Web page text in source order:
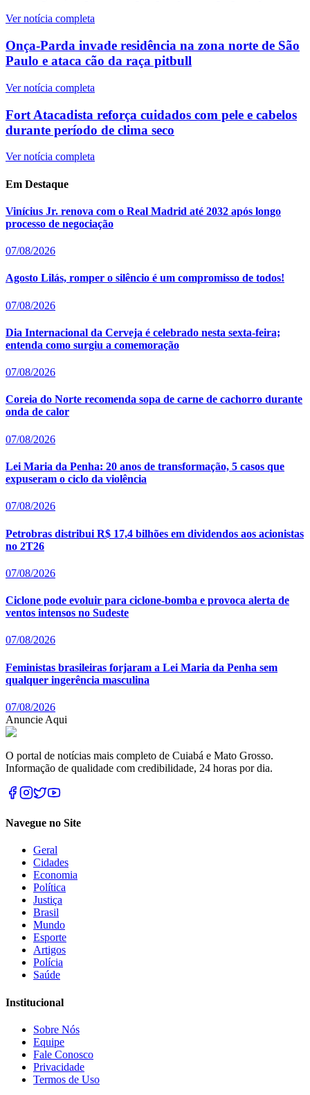
Ver notícia completa
Onça-Parda invade residência na zona norte de São
Paulo e ataca cão da raça pitbull
Ver notícia completa
Fort Atacadista reforça cuidados com pele e cabelos
durante período de clima seco
Ver notícia completa
Em Destaque
Vinícius Jr. renova com o Real Madrid até 2032 após longo
processo de negociação
07/08/2026
Agosto Lilás, romper o silêncio é um compromisso de todos!
07/08/2026
Dia Internacional da Cerveja é celebrado nesta sexta-feira;
entenda como surgiu a comemoração
07/08/2026
Coreia do Norte recomenda sopa de carne de cachorro durante
onda de calor
07/08/2026
Lei Maria da Penha: 20 anos de transformação, 5 casos que
expuseram o ciclo da violência
07/08/2026
Petrobras distribui R$ 17,4 bilhões em dividendos aos acionistas
no 2T26
07/08/2026
Ciclone pode evoluir para ciclone-bomba e provoca alerta de
ventos intensos no Sudeste
07/08/2026
Feministas brasileiras forjaram a Lei Maria da Penha sem
qualquer ingerência masculina
07/08/2026
Anuncie Aqui
O portal de notícias mais completo de Cuiabá e Mato Grosso.
Informação de qualidade com credibilidade, 24 horas por dia.
Navegue no Site
Geral
Cidades
Economia
Política
Justiça
Brasil
Mundo
Esporte
Artigos
Polícia
Saúde
Institucional
Sobre Nós
Equipe
Fale Conosco
Privacidade
Termos de Uso